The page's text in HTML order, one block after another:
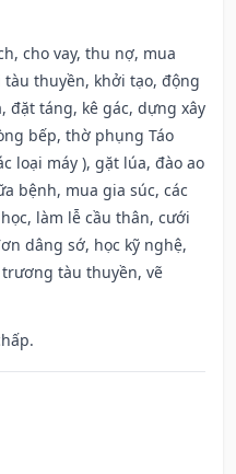
cho vay, thu nợ, mua
thuyền, khởi tạo, động
đặt táng, kê gác, dựng xây
bếp, thờ phụng Táo
loại máy ), gặt lúa, đào ao
bệnh, mua gia súc, các
làm lễ cầu thân, cưới
dâng sớ, học kỹ nghệ,
tàu thuyền, vẽ